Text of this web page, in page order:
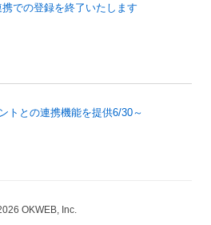
携での登録を終了いたします
トとの連携機能を提供6/30～
OKWEB, Inc.